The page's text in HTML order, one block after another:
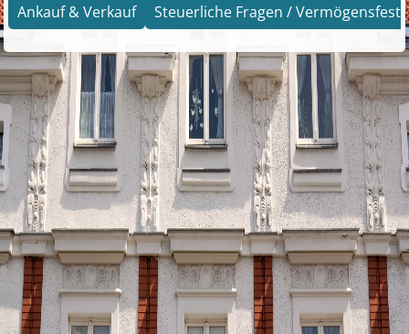
Ankauf & Verkauf Steuerliche Fragen /